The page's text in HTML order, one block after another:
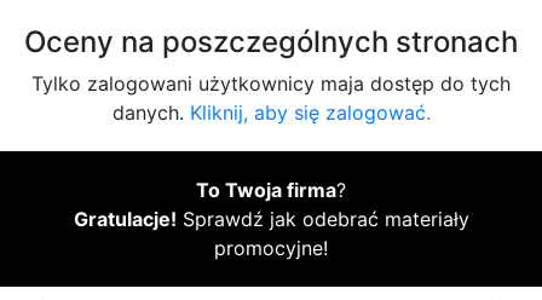
Oceny na poszczególnych stronach
Tylko zalogowani użytkownicy maja dostęp do tych
danych. Kliknij, aby się zalogować.
To Twoja firma?
Gratulacje! Sprawdź jak odebrać materiały
promocyjne!